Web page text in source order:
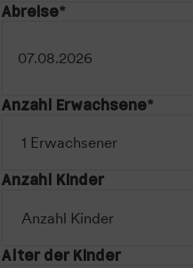
Abreise*
Anzahl Erwachsene*
Anzahl Kinder
Alter der Kinder